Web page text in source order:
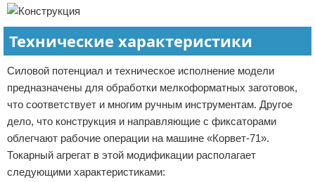
Технические характеристики
Силовой потенциал и техническое исполнение модели
предназначены для обработки мелкоформатных заготовок,
что соответствует и многим ручным инструментам. Другое
дело, что конструкция и направляющие с фиксаторами
облегчают рабочие операции на машине «Корвет-71».
Токарный агрегат в этой модификации располагает
следующими характеристиками: